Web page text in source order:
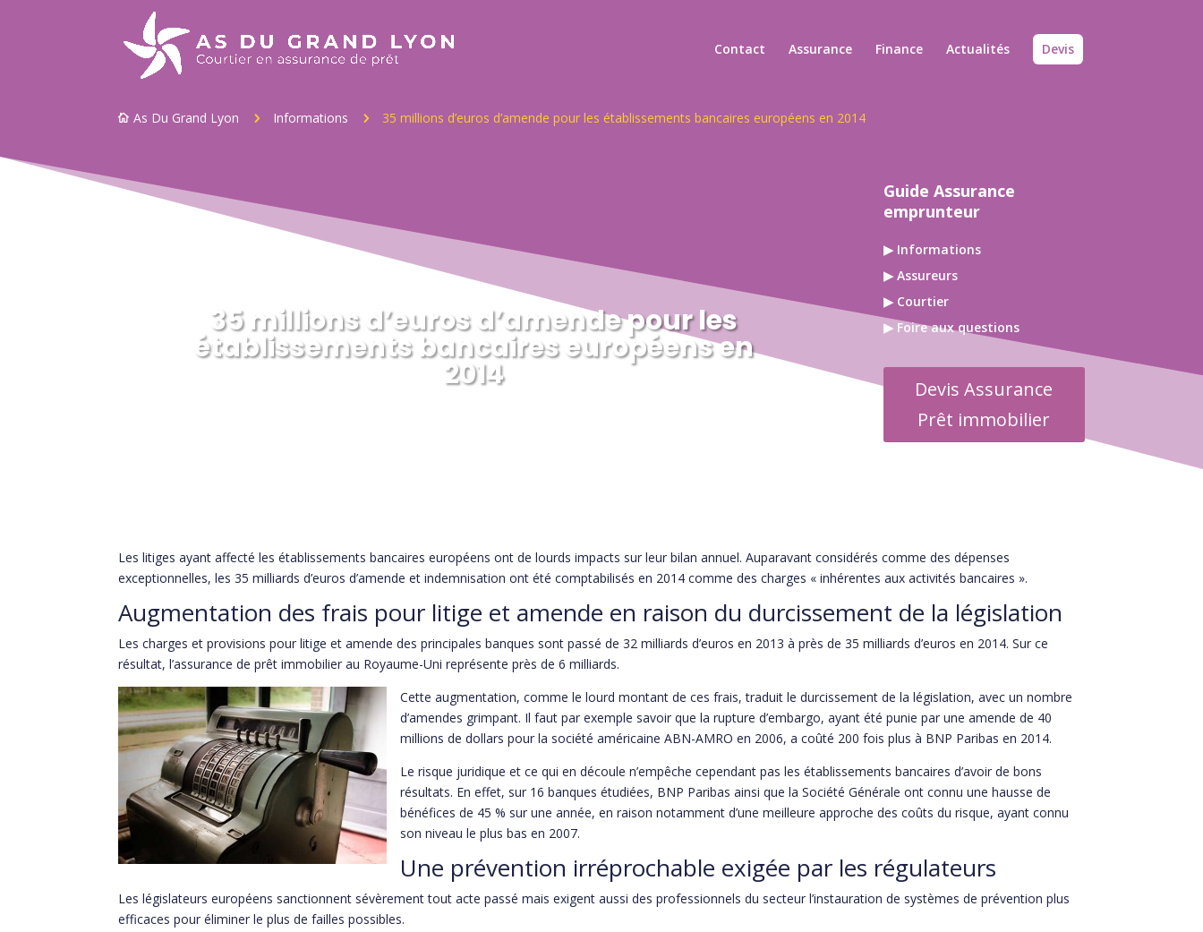
Contact Assurance Finance Actualités Devis
 As Du Grand Lyon 5 Informations 5 35 millions d’euros d’amende pour les établissements bancaires européens en 2014
35 millions d’euros d’amende pour les
établissements bancaires européens en
2014
Guide Assurance
emprunteur
▶ Informations
▶ Assureurs
▶ Courtier
▶ Foire aux questions
Devis Assurance
Prêt immobilier
Les litiges ayant affecté les établissements bancaires européens ont de lourds impacts sur leur bilan annuel. Auparavant considérés comme des dépenses
exceptionnelles, les 35 milliards d’euros d’amende et indemnisation ont été comptabilisés en 2014 comme des charges « inhérentes aux activités bancaires ».
Augmentation des frais pour litige et amende en raison du durcissement de la législation
Les charges et provisions pour litige et amende des principales banques sont passé de 32 milliards d’euros en 2013 à près de 35 milliards d’euros en 2014. Sur ce
résultat, l’assurance de prêt immobilier au Royaume-Uni représente près de 6 milliards.
Cette augmentation, comme le lourd montant de ces frais, traduit le durcissement de la législation, avec un nombre
d’amendes grimpant. Il faut par exemple savoir que la rupture d’embargo, ayant été punie par une amende de 40
millions de dollars pour la société américaine ABN-AMRO en 2006, a coûté 200 fois plus à BNP Paribas en 2014.
Le risque juridique et ce qui en découle n’empêche cependant pas les établissements bancaires d’avoir de bons
résultats. En effet, sur 16 banques étudiées, BNP Paribas ainsi que la Société Générale ont connu une hausse de
bénéfices de 45 % sur une année, en raison notamment d’une meilleure approche des coûts du risque, ayant connu
son niveau le plus bas en 2007.
Une prévention irréprochable exigée par les régulateurs
Les législateurs européens sanctionnent sévèrement tout acte passé mais exigent aussi des professionnels du secteur l’instauration de systèmes de prévention plus
efficaces pour éliminer le plus de failles possibles.